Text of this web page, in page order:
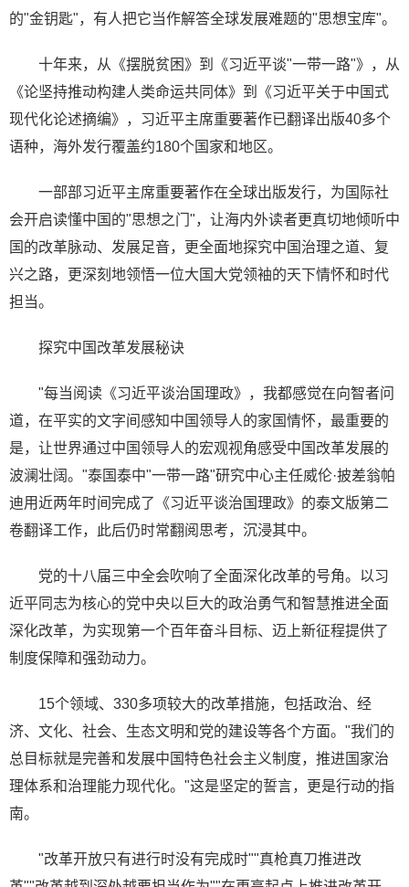
的"金钥匙"，有人把它当作解答全球发展难题的"思想宝库"。
十年来，从《摆脱贫困》到《习近平谈"一带一路"》，从
《论坚持推动构建人类命运共同体》到《习近平关于中国式
现代化论述摘编》，习近平主席重要著作已翻译出版40多个
语种，海外发行覆盖约180个国家和地区。
一部部习近平主席重要著作在全球出版发行，为国际社
会开启读懂中国的"思想之门"，让海内外读者更真切地倾听中
国的改革脉动、发展足音，更全面地探究中国治理之道、复
兴之路，更深刻地领悟一位大国大党领袖的天下情怀和时代
担当。
探究中国改革发展秘诀
"每当阅读《习近平谈治国理政》，我都感觉在向智者问
道，在平实的文字间感知中国领导人的家国情怀，最重要的
是，让世界通过中国领导人的宏观视角感受中国改革发展的
波澜壮阔。"泰国泰中"一带一路"研究中心主任威伦·披差翁帕
迪用近两年时间完成了《习近平谈治国理政》的泰文版第二
卷翻译工作，此后仍时常翻阅思考，沉浸其中。
党的十八届三中全会吹响了全面深化改革的号角。以习
近平同志为核心的党中央以巨大的政治勇气和智慧推进全面
深化改革，为实现第一个百年奋斗目标、迈上新征程提供了
制度保障和强劲动力。
15个领域、330多项较大的改革措施，包括政治、经
济、文化、社会、生态文明和党的建设等各个方面。"我们的
总目标就是完善和发展中国特色社会主义制度，推进国家治
理体系和治理能力现代化。"这是坚定的誓言，更是行动的指
南。
"改革开放只有进行时没有完成时""真枪真刀推进改